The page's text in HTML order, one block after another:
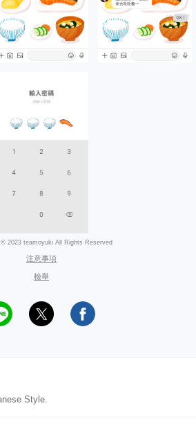
2023 teamoyuki All Rights Reserved
注意事項
檢舉
Style.